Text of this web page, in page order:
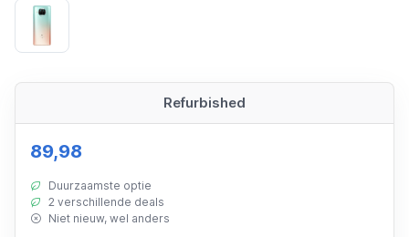
Rose Gold Beach
Refurbished
89,98
Duurzaamste optie
2 verschillende deals
Niet nieuw, wel anders